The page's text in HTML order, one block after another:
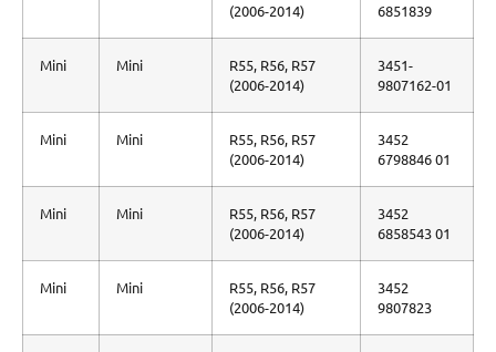
(2006-2014)
6851839
Mini Mini
R55, R56, R57
(2006-2014)
3451-
9807162-01
Mini Mini
R55, R56, R57
(2006-2014)
3452
6798846 01
Mini Mini
R55, R56, R57
(2006-2014)
3452
6858543 01
Mini Mini
R55, R56, R57
(2006-2014)
3452
9807823